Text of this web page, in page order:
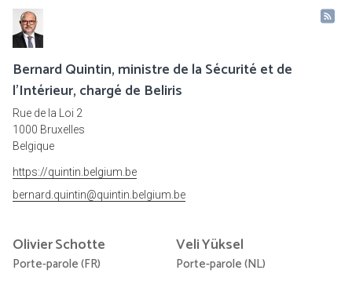
Bernard Quintin, ministre de la Sécurité et de
l’Intérieur, chargé de Beliris
Rue de la Loi 2
1000 Bruxelles
Belgique
https://quintin.belgium.be
bernard.quintin@quintin.belgium.be
OlivierSchotte
Porte-parole (FR)
VeliYüksel
Porte-parole (NL)